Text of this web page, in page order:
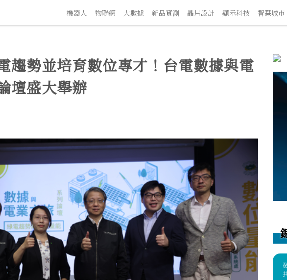
趨勢並培育數位專才！台電數據與電
壇盛大舉辦
自駕車 機器人 物聯網 大數據 新品實測 晶片設計 顯示科技 智慧